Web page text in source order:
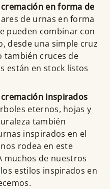
en forma de
de urnas en forma
pueden combinar con
desde una simple cruz
también cruces de
están en stock listos
inspirados
eternos, hojas y
también
inspirados en el
rodea en este
muchos de nuestros
estilos inspirados en